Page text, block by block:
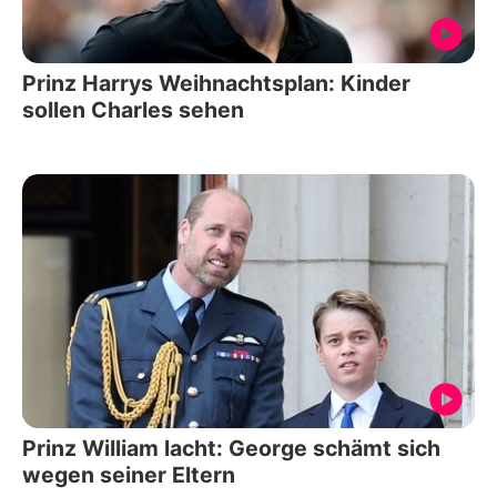
Prinz Harrys Weihnachtsplan: Kinder
sollen Charles sehen
Prinz William lacht: George schämt sich
wegen seiner Eltern